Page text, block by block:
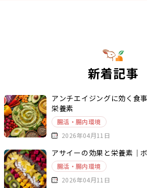
新着記事
アンチエイジングに効く食
栄養素
腸活・腸内環境
2026年04月11日
アサイーの効果と栄養素｜
腸活・腸内環境
2026年04月11日